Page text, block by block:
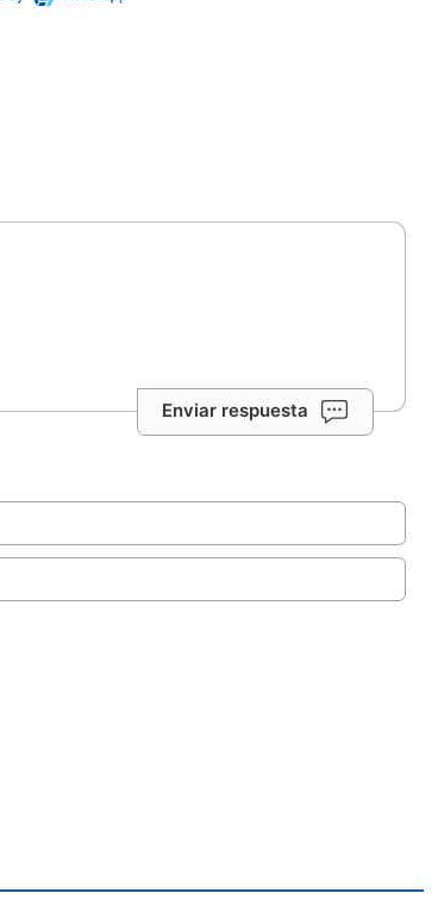
Enviar respuesta